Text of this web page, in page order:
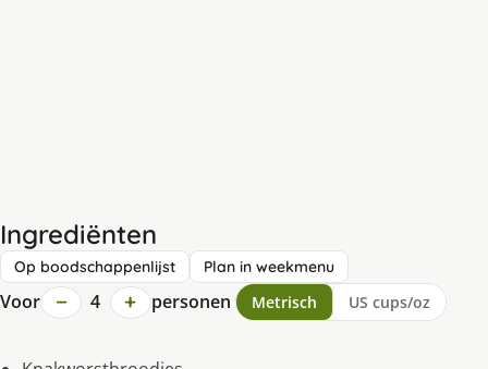
Ingrediënten
Op boodschappenlijst Plan in weekmenu
Voor − 4 + personen Metrisch US cups/oz